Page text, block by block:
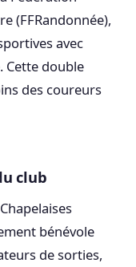
(FFRandonnée),
avec
Cette double
des coureurs
club
bénévole
de sorties,